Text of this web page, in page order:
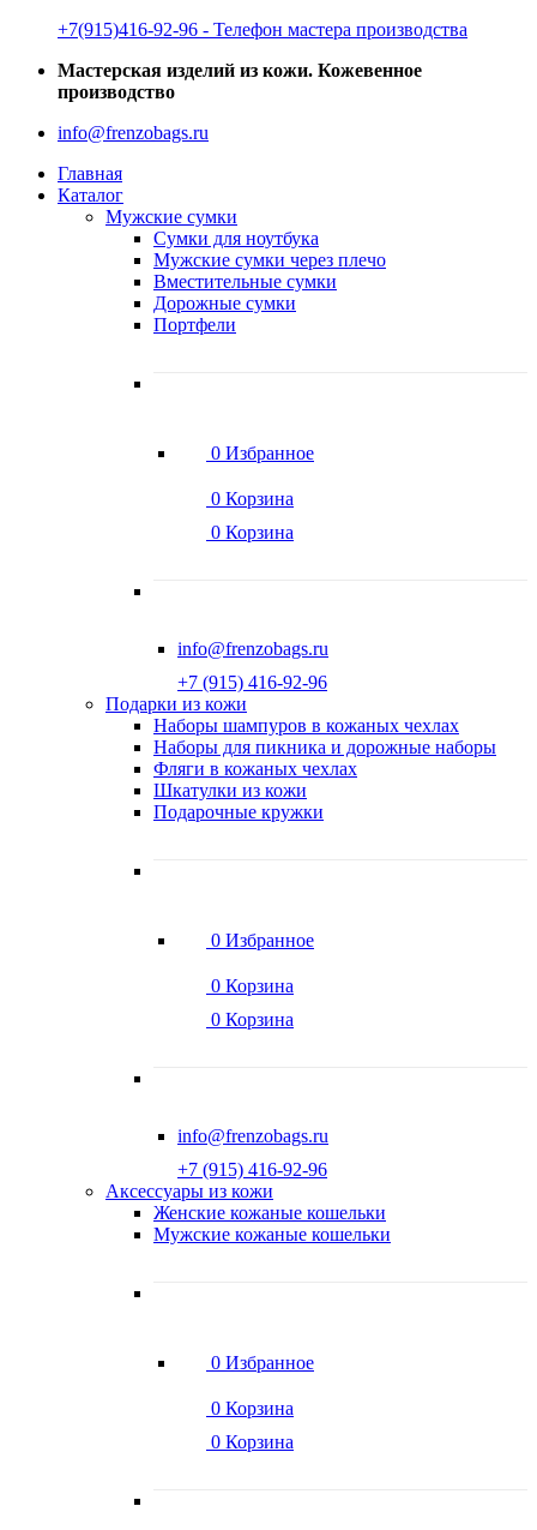
‭+7(915)416-92-96 ‬- Телефон мастера производства
Мастерская изделий из кожи. Кожевенное
производство
info@frenzobags.ru
Главная
Каталог
Мужские сумки
Сумки для ноутбука
Мужские сумки через плечо
Вместительные сумки
Дорожные сумки
Портфели
0 Избранное
0 Корзина
0 Корзина
info@frenzobags.ru
‭+7 (915) 416-92-96
Подарки из кожи
Наборы шампуров в кожаных чехлах
Наборы для пикника и дорожные наборы
Фляги в кожаных чехлах
Шкатулки из кожи
Подарочные кружки
0 Избранное
0 Корзина
0 Корзина
info@frenzobags.ru
‭+7 (915) 416-92-96
Аксессуары из кожи
Женские кожаные кошельки
Мужские кожаные кошельки
0 Избранное
0 Корзина
0 Корзина